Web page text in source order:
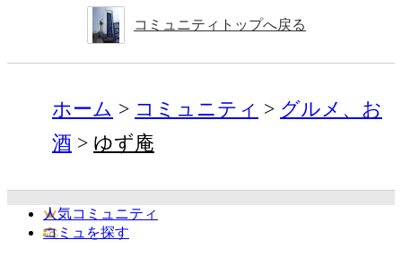
コミュニティトップへ戻る
ホーム コミュニティ
グルメ、お
酒
ゆず庵
人気コミュニティ
コミュを探す